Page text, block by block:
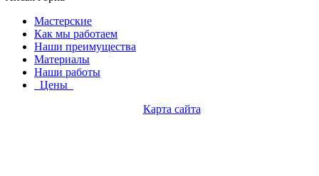
Мастерские
Как мы работаем
Наши преимущества
Материалы
Наши работы
Цены
Карта сайта